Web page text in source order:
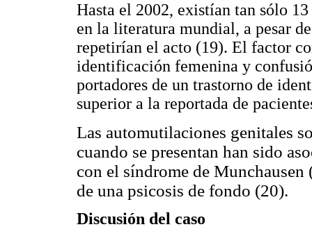
Hasta el 2002, existían tan sólo
en la literatura mundial, a pesar
repetirían el acto (19). El factor
identificación femenina y
portadores de un trastorno de
superior a la reportada de
Las automutilaciones genitales
cuando se presentan han sido
con el síndrome de Munchausen
de una psicosis de fondo (20).
Discusión del caso